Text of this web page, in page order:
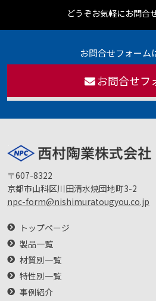
どうぞお気軽にお問合
お問合せフォーム
お問合せフ
〒607-8322
京都市山科区川田清水焼団地町3-2
npc-form@nishimuratougyou.co.jp
トップページ
製品一覧
材質別一覧
特性別一覧
事例紹介